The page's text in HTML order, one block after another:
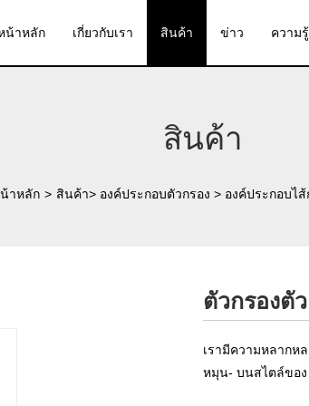
น้าหลัก เกี่ยวกับเรา สินค้า ข่าว ความรู้
สินค้า
าหลัก > สินค้า> องค์ประกอบตัวกรอง > องค์ประกอบไส้
ตัวกรองตั
เรามีความหลากห
หมุน- บนสไตล์ของ